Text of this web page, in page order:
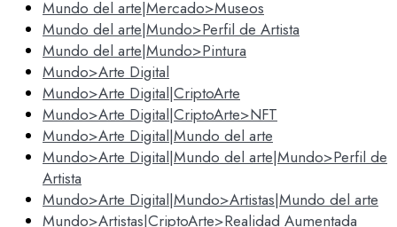
Mundo del arte|Mercado>Museos
Mundo del arte|Mundo>Perfil de Artista
Mundo del arte|Mundo>Pintura
Mundo>Arte Digital
Mundo>Arte Digital|CriptoArte
Mundo>Arte Digital|CriptoArte>NFT
Mundo>Arte Digital|Mundo del arte
Mundo>Arte Digital|Mundo del arte|Mundo>Perfil de
Artista
Mundo>Arte Digital|Mundo>Artistas|Mundo del arte
Mundo>Artistas|CriptoArte>Realidad Aumentada